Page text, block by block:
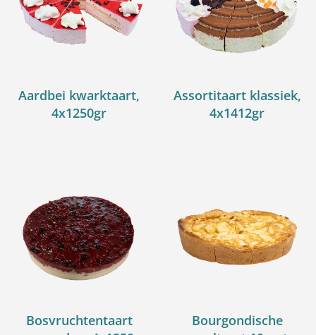
Aardbei kwarktaart,
4x1250gr
Assortitaart klassiek,
4x1412gr
Bosvruchtentaart
Bourgondische